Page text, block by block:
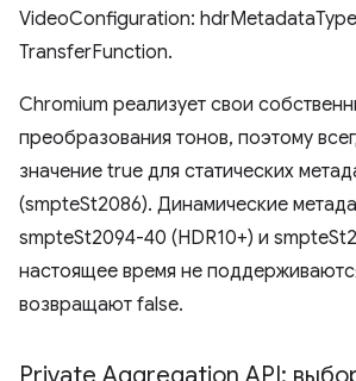
VideoConfiguration:
TransferFunction.
Chromium реализует свои
преобразования тонов, поэтому
значение true для статических
(smpteSt2086). Динамические
smpteSt2094-40 (HDR10+) и
настоящее время не
возвращают false.